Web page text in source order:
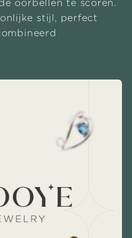
oorbellen te scoren.
stijl, perfect